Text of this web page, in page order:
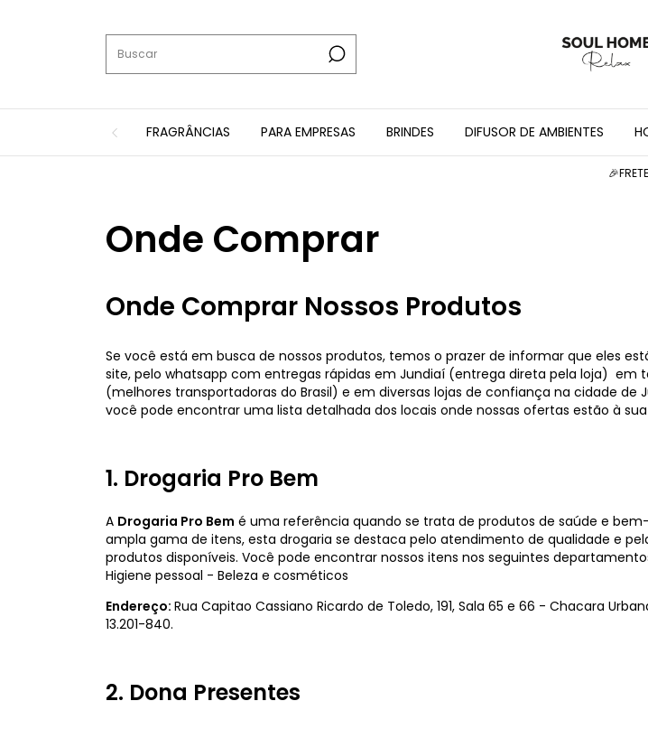
FRAGRÂNCIAS PARA EMPRESAS BRINDES DIFUSOR DE AMBIENTES
🎉FRETE
Onde Comprar
Onde Comprar Nossos Produtos
Se você está em busca de nossos produtos, temos o prazer de informar que eles
site, pelo whatsapp com entregas rápidas em Jundiaí (entrega direta pela loja) em
(melhores transportadoras do Brasil) e em diversas lojas de confiança na cidade de
você pode encontrar uma lista detalhada dos locais onde nossas ofertas estão à
1. Drogaria Pro Bem
A Drogaria Pro Bem é uma referência quando se trata de produtos de saúde e
ampla gama de itens, esta drogaria se destaca pelo atendimento de qualidade e
produtos disponíveis. Você pode encontrar nossos itens nos seguintes
Higiene pessoal - Beleza e cosméticos
Endereço: Rua Capitao Cassiano Ricardo de Toledo, 191, Sala 65 e 66 - Chacara
13.201-840.
2. Dona Presentes